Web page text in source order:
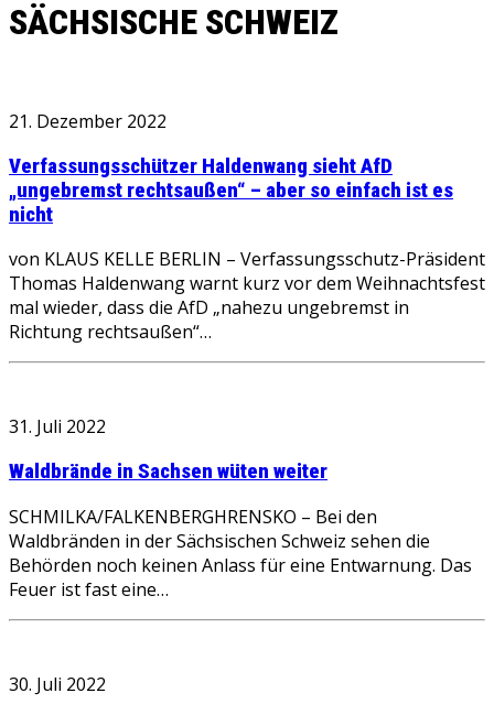
SÄCHSISCHE SCHWEIZ
21. Dezember 2022
Verfassungsschützer Haldenwang sieht AfD
„ungebremst rechtsaußen“ – aber so einfach ist es
nicht
von KLAUS KELLE BERLIN – Verfassungsschutz-Präsident
Thomas Haldenwang warnt kurz vor dem Weihnachtsfest
mal wieder, dass die AfD „nahezu ungebremst in
Richtung rechtsaußen“…
31. Juli 2022
Waldbrände in Sachsen wüten weiter
SCHMILKA/FALKENBERGHRENSKO – Bei den
Waldbränden in der Sächsischen Schweiz sehen die
Behörden noch keinen Anlass für eine Entwarnung. Das
Feuer ist fast eine…
30. Juli 2022